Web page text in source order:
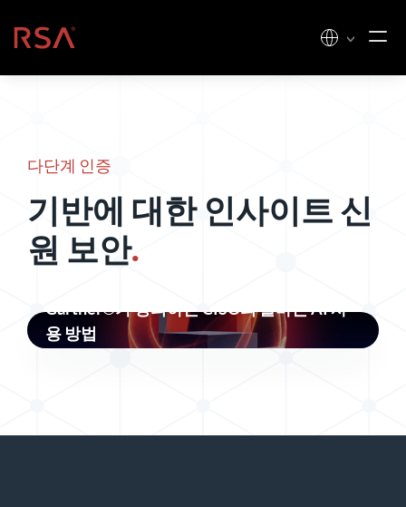
홈
다단계 인증
기반에 대한 인사이트 신
원 보안.
Gartner®가 정의하는 CISO의 올바른 AI 사
용 방법